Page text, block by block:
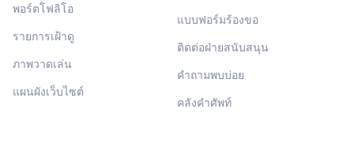
พอร์ตโฟลิโอ
รายการเฝ้าดู
ภาพวาดเล่น
แผนผังเว็บไซต์
แบบฟอร์มร้องขอ
ติดต่อฝ่ายสนับสนุน
คำถามพบบ่อย
คลังคำศัพท์